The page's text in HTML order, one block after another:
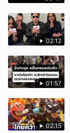
02:12
01:57
02:15